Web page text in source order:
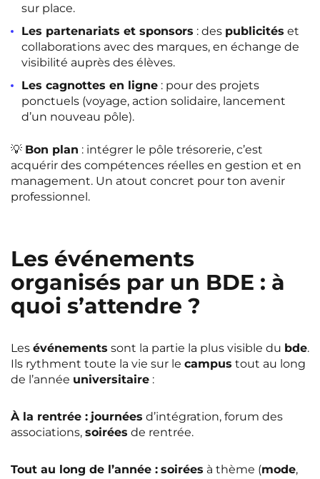
sur place.
Les partenariats et sponsors : des publicités et
collaborations avec des marques, en échange de
visibilité auprès des élèves.
Les cagnottes en ligne : pour des projets
ponctuels (voyage, action solidaire, lancement
d’un nouveau pôle).
💡 Bon plan : intégrer le pôle trésorerie, c’est
acquérir des compétences réelles en gestion et en
management. Un atout concret pour ton avenir
professionnel.
Les événements
organisés par un BDE : à
quoi s’attendre ?
Les événements sont la partie la plus visible du bde.
Ils rythment toute la vie sur le campus tout au long
de l’année universitaire :
À la rentrée : journées d’intégration, forum des
associations, soirées de rentrée.
Tout au long de l’année : soirées à thème (mode,